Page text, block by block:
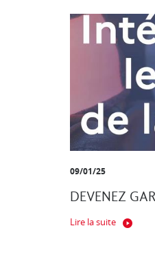
09/01/25
DEVENEZ
Lire la suite